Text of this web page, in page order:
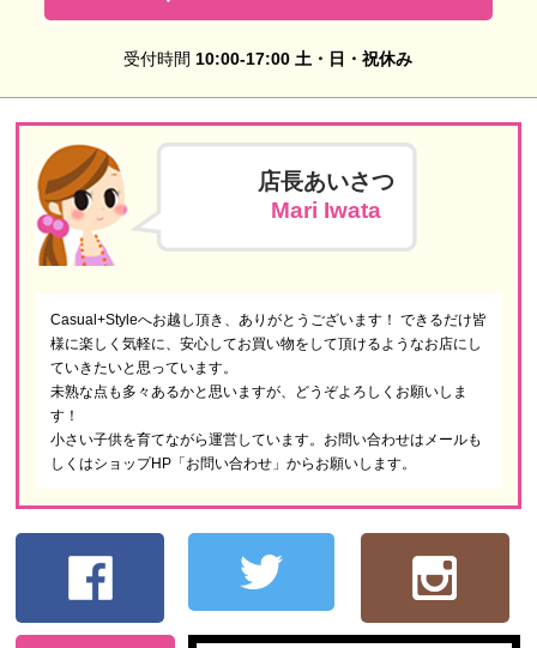
受付時間 10:00-17:00 土・日・祝休み
店長あいさつ
Mari Iwata
Casual+Styleへお越し頂き、ありがとうございます！ できるだけ皆
様に楽しく気軽に、安心してお買い物をして頂けるようなお店にし
ていきたいと思っています。
未熟な点も多々あるかと思いますが、どうぞよろしくお願いしま
す！
小さい子供を育てながら運営しています。お問い合わせはメールも
しくはショップHP「お問い合わせ」からお願いします。